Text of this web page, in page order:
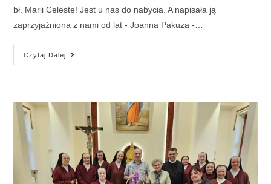
bł. Marii Celeste! Jest u nas do nabycia. A napisała ją
zaprzyjaźniona z nami od lat - Joanna Pakuza -…
Czytaj Dalej